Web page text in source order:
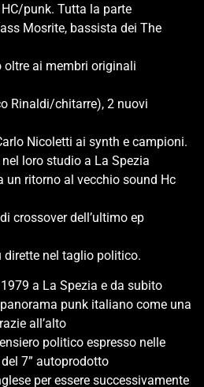
punk. Tutta la parte
Mosrite, bassista dei The
ai membri originali
Rinaldi/chitarre), 2 nuovi
Nicoletti ai synth e campioni.
loro studio a La Spezia
un ritorno al vecchio sound Hc
crossover dell’ultimo ep
dirette nel taglio politico.
1979 a La Spezia e da subito
punk italiano come una
all’alto
politico espresso nelle
7” autoprodotto
per essere successivamente